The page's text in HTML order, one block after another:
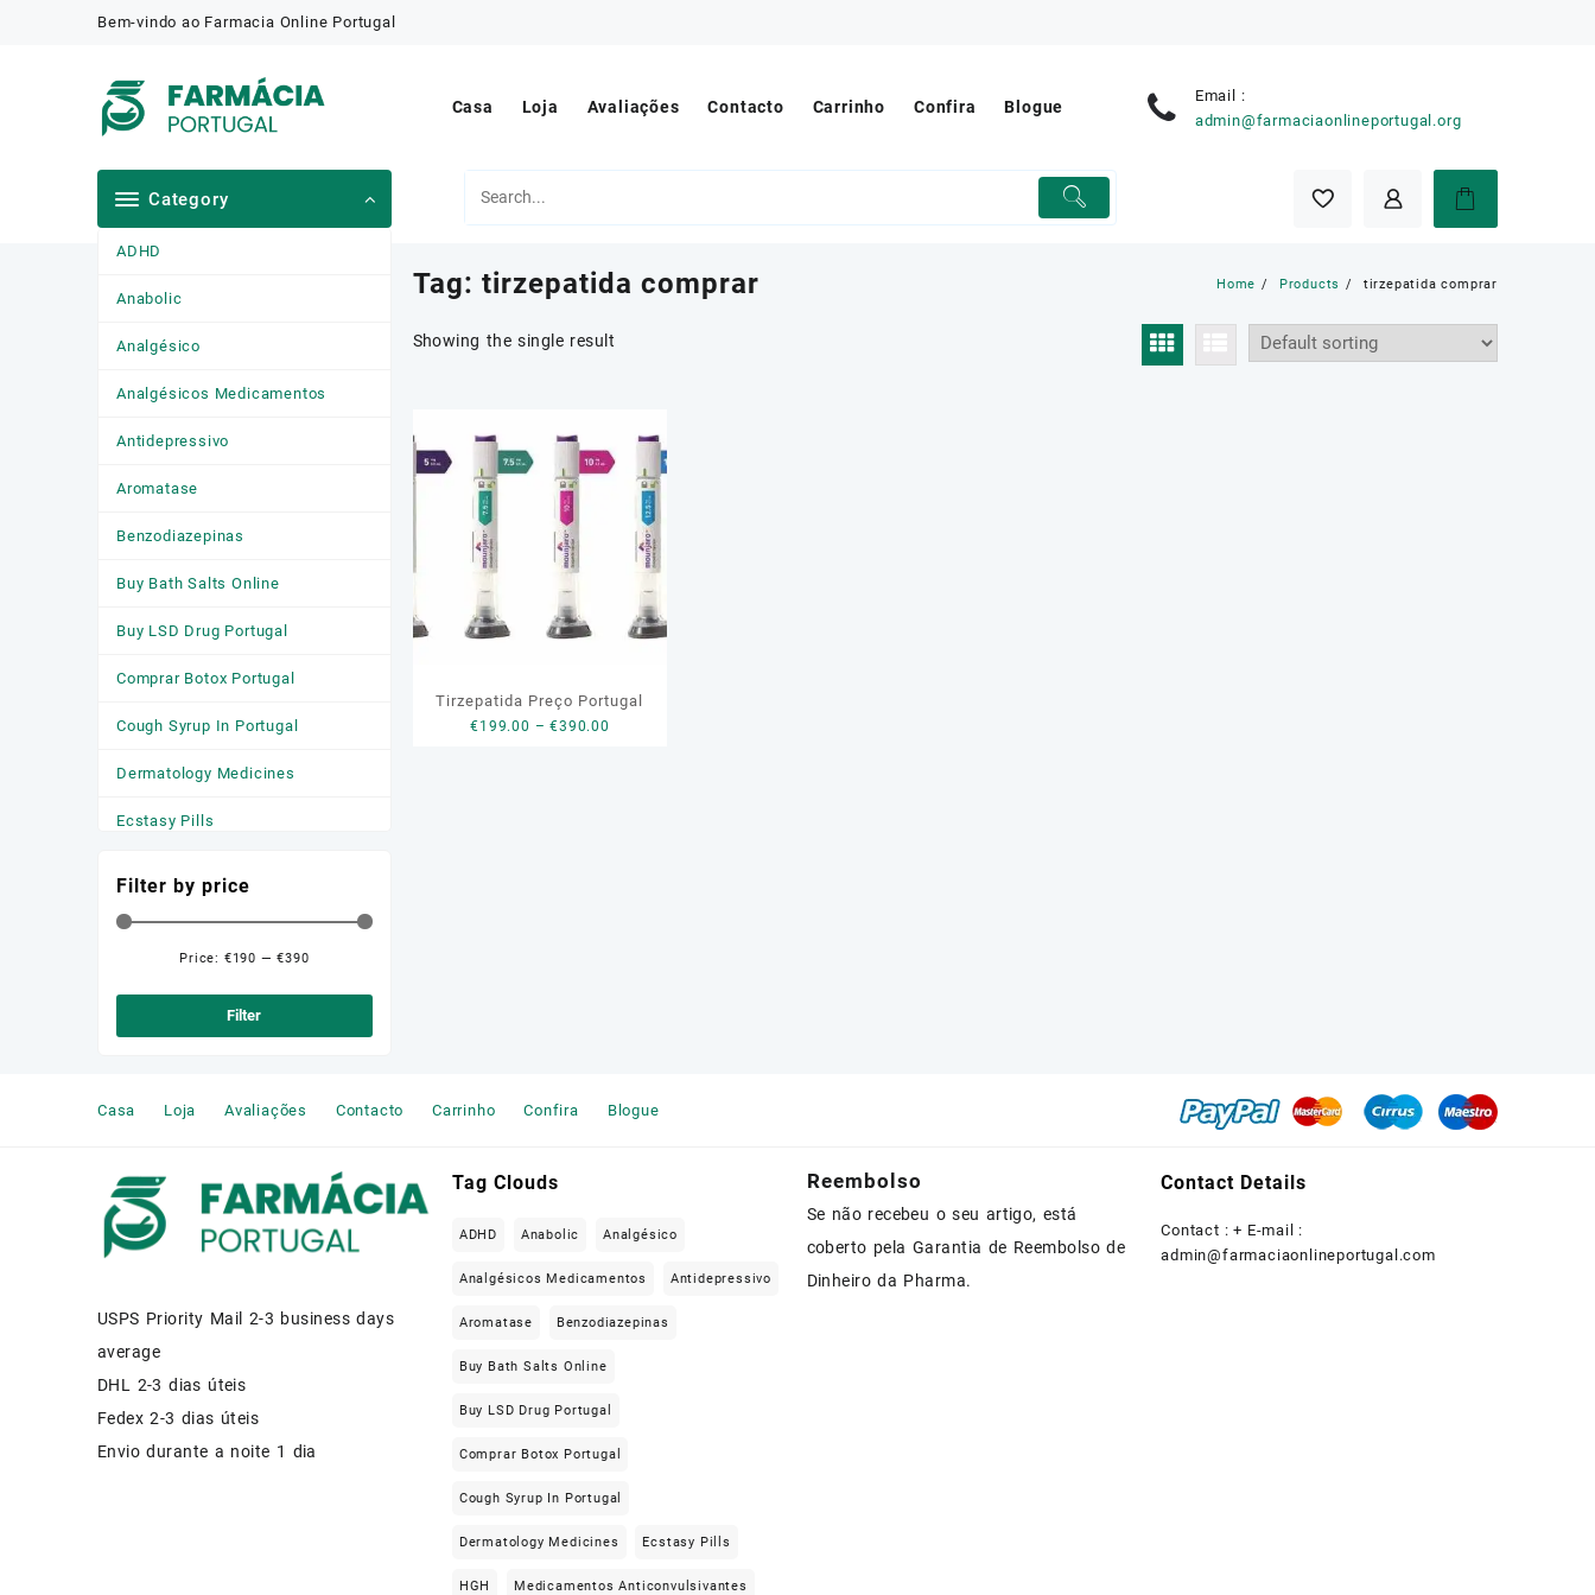
Bem-vindo ao Farmacia Online Portugal
Casa Loja Avaliações Contacto Carrinho Confira Blogue
Email :
admin@farmaciaonlineportugal.org
Category
ADHD
Anabolic
Analgésico
Analgésicos Medicamentos
Antidepressivo
Aromatase
Benzodiazepinas
Buy Bath Salts Online
Buy LSD Drug Portugal
Comprar Botox Portugal
Cough Syrup In Portugal
Dermatology Medicines
Ecstasy Pills
Medicamentos
Medicamentos para a Ansiedade
Medicamentos Para Dormir
Other
Remédio Para a Dor
Steroids
Weight Loss Pills Portugal
Tag: tirzepatida comprar Home Products tirzepatida comprar
Showing the single result
Tirzepatida Preço Portugal
€199.00 – €390.00
Filter by price
Filter
Price: €190 —€390
Casa Loja Avaliações Contacto Carrinho Confira Blogue
USPS Priority Mail 2-3 business days
average
DHL 2-3 dias úteis
Fedex 2-3 dias úteis
Envio durante a noite 1 dia
Tag Clouds
ADHD Anabolic Analgésico
Analgésicos Medicamentos Antidepressivo
Aromatase Benzodiazepinas
Buy Bath Salts Online
Buy LSD Drug Portugal
Comprar Botox Portugal
Cough Syrup In Portugal
Dermatology Medicines Ecstasy Pills
HGH Medicamentos Anticonvulsivantes
Reembolso
Se não recebeu o seu artigo, está
coberto pela Garantia de Reembolso de
Dinheiro da Pharma.
Contact Details
Contact : + E-mail :
admin@farmaciaonlineportugal.com